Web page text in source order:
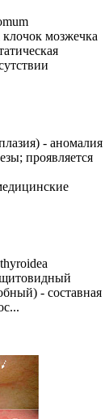
мозжечка
- аномалия
проявляется
щитовидный
- составная